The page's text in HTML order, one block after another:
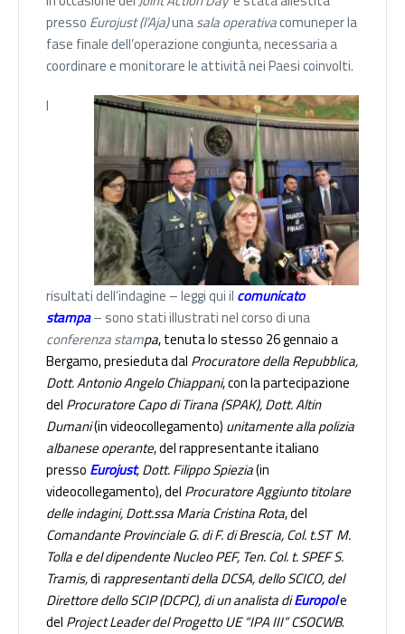
presso Eurojust (l’Aja)unasala operativacomuneper la
fase finale dell’operazione congiunta, necessaria a
coordinare e monitorare le attività nei Paesi coinvolti.
I
risultati dell’indagine – leggi qui il comunicato
stampa– sono stati illustrati nel corso di una
conferenza stampa,tenuta lo stesso 26 gennaio a
Bergamo, presieduta dal Procuratore della Repubblica,
Dott. Antonio Angelo Chiappani, con la partecipazione
del Procuratore Capo di Tirana (SPAK), Dott. Altin
Dumani(in videocollegamento) unitamente alla polizia
albanese operante, del rappresentante italiano
presso Eurojust,Dott. Filippo Spiezia(in
videocollegamento), del Procuratore Aggiunto titolare
delle indagini, Dott.ssa Maria Cristina Rota, del
Comandante Provinciale G. di F. di Brescia, Col. t.ST M.
Tolla e del dipendente Nucleo PEF, Ten. Col. t. SPEF S.
Tramis,di rappresentanti della DCSA, dello SCICO, del
Direttore dello SCIP (DCPC), di un analista diEuropole
del Project Leader del Progetto UE “IPA III” CSOCWB.